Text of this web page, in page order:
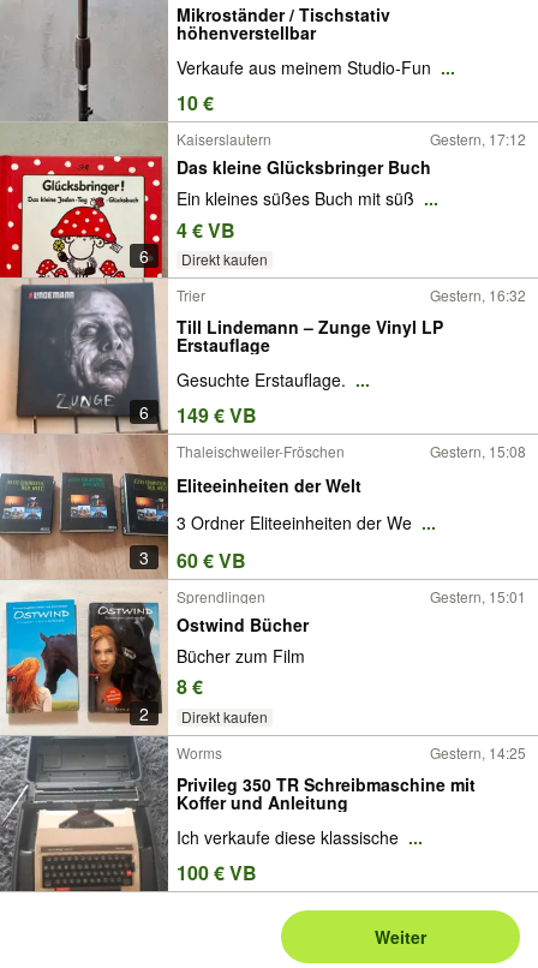
Mikroständer / Tischstativ
höhenverstellbar
Verkaufe aus meinem Studio-Fun ...
10 €
6
Kaiserslautern Gestern, 17:12
Das kleine Glücksbringer Buch
Ein kleines süßes Buch mit süß ...
4 € VB
Direkt kaufen
6
Trier Gestern, 16:32
Till Lindemann – Zunge Vinyl LP
Erstauflage
Gesuchte Erstauflage. ...
149 € VB
3
Thaleischweiler-Fröschen Gestern, 15:08
Eliteeinheiten der Welt
3 Ordner Eliteeinheiten der We ...
60 € VB
2
Sprendlingen Gestern, 15:01
Ostwind Bücher
Bücher zum Film
8 €
Direkt kaufen
Worms
Gestern, 14:25
Privileg 350 TR Schreibmaschine mit
Koffer und Anleitung
Ich verkaufe diese klassische ...
100 € VB
Weiter